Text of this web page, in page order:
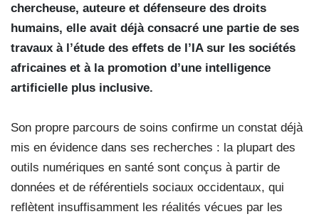
chercheuse, auteure et défenseure des droits
humains, elle avait déjà consacré une partie de ses
travaux à l’étude des effets de l’IA sur les sociétés
africaines et à la promotion d’une intelligence
artificielle plus inclusive.
Son propre parcours de soins confirme un constat déjà
mis en évidence dans ses recherches : la plupart des
outils numériques en santé sont conçus à partir de
données et de référentiels sociaux occidentaux, qui
reflètent insuffisamment les réalités vécues par les